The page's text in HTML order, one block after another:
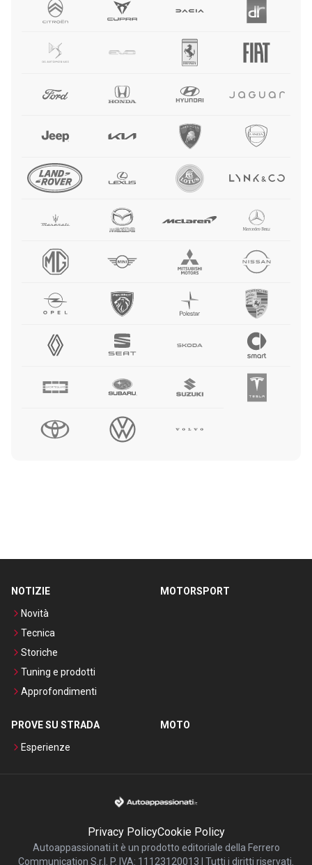
NOTIZIE
Novità
Tecnica
Storiche
Tuning e prodotti
Approfondimenti
MOTORSPORT
PROVE SU STRADA
Esperienze
MOTO
Privacy PolicyCookie Policy
Autoappassionati.it è un prodotto editoriale della Ferrero
Communication S.r.l. P. IVA: 11123120013 | Tutti i diritti riservati.